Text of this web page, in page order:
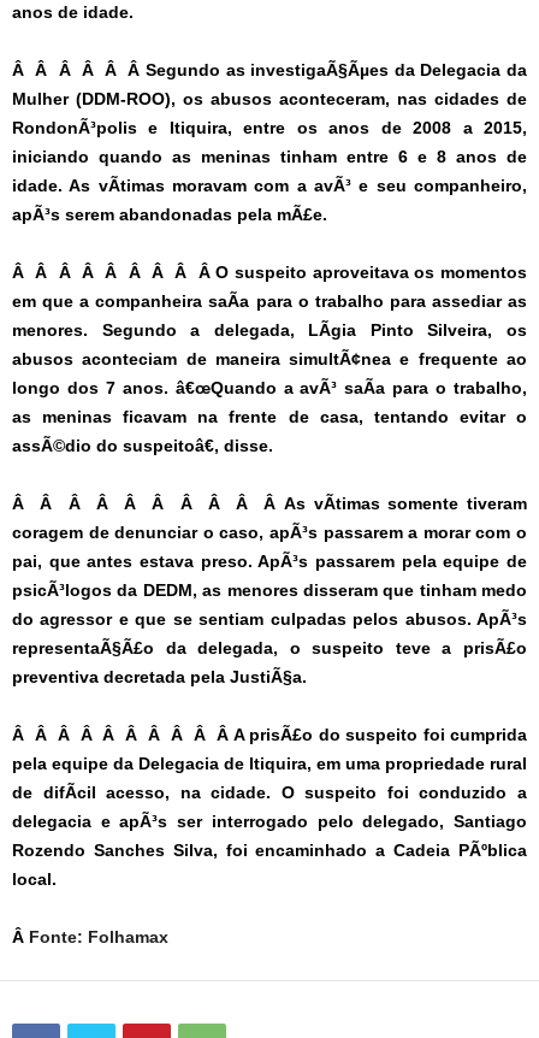
anos de idade.
Â Â Â Â Â Â Segundo as investigaÃ§Ãµes da Delegacia da
Mulher (DDM-ROO), os abusos aconteceram, nas cidades de
RondonÃ³polis e Itiquira, entre os anos de 2008 a 2015,
iniciando quando as meninas tinham entre 6 e 8 anos de
idade. As vÃ­timas moravam com a avÃ³ e seu companheiro,
apÃ³s serem abandonadas pela mÃ£e.
Â Â Â Â Â Â Â Â Â O suspeito aproveitava os momentos
em que a companheira saÃ­a para o trabalho para assediar as
menores. Segundo a delegada, LÃ­gia Pinto Silveira, os
abusos aconteciam de maneira simultÃ¢nea e frequente ao
longo dos 7 anos. â€œQuando a avÃ³ saÃ­a para o trabalho,
as meninas ficavam na frente de casa, tentando evitar o
assÃ©dio do suspeitoâ€, disse.
Â Â Â Â Â Â Â Â Â Â As vÃ­timas somente tiveram
coragem de denunciar o caso, apÃ³s passarem a morar com o
pai, que antes estava preso. ApÃ³s passarem pela equipe de
psicÃ³logos da DEDM, as menores disseram que tinham medo
do agressor e que se sentiam culpadas pelos abusos. ApÃ³s
representaÃ§Ã£o da delegada, o suspeito teve a prisÃ£o
preventiva decretada pela JustiÃ§a.
Â Â Â Â Â Â Â Â Â Â A prisÃ£o do suspeito foi cumprida
pela equipe da Delegacia de Itiquira, em uma propriedade rural
de difÃ­cil acesso, na cidade. O suspeito foi conduzido a
delegacia e apÃ³s ser interrogado pelo delegado, Santiago
Rozendo Sanches Silva, foi encaminhado a Cadeia PÃºblica
local.
Â Fonte: Folhamax